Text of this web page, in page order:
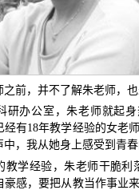
前，并不了解朱老师，也
研办公室，朱老师就起
经有18年教学经验的女老
，我从她身上感受到青春
教学经验，朱老师干脆利
豪感，要把从教当作事业